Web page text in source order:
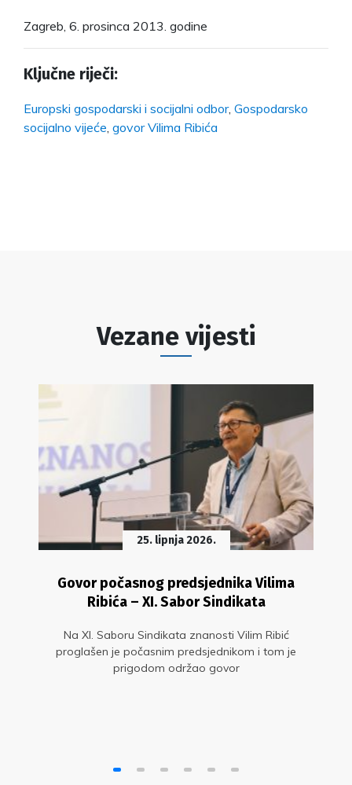
Zagreb, 6. prosinca 2013. godine
Ključne riječi:
Europski gospodarski i socijalni odbor, Gospodarsko
socijalno vijeće govor Vilima Ribića
Vezane vijesti
25. lipnja 2026.
Govor počasnog predsjednika Vilima
Ribića – XI. Sabor Sindikata
Na XI. Saboru Sindikata znanosti Vilim Ribić
proglašen je počasnim predsjednikom i tom je
prigodom održao govor